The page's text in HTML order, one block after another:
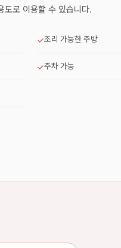
도로 이용할 수 있습니다.
✓조리 가능한 주방
✓주차 가능